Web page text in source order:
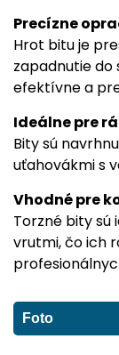
Precízne
Hrot bitu je
zapadnutie do
efektívne a
Ideálne pre
Bity sú
uťahovákmi s
Vhodné pre
Torzné bity sú
vrutmi, čo ich
Foto